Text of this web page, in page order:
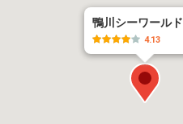
鴨川シーワールド
4.13